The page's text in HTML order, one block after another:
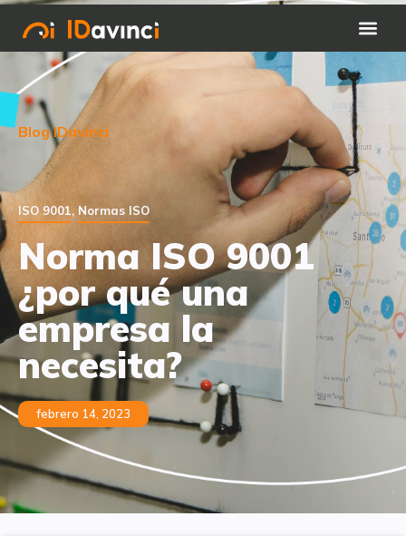
Blog IDavinci
ISO 9001, Normas ISO
Norma ISO 9001
¿por qué una
empresa la
necesita?
febrero 14, 2023